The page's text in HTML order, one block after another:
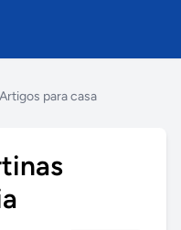
Artigos para casa